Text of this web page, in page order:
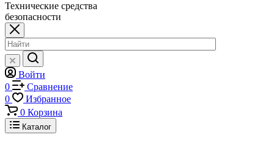
Технические средства
безопасности
Войти
0
Сравнение
0
Избранное
0 Корзина
Каталог